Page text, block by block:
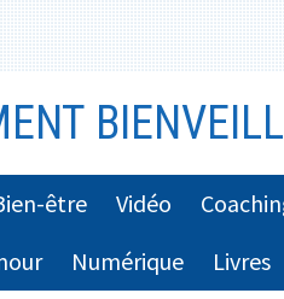
être Vidéo
Numérique Livres